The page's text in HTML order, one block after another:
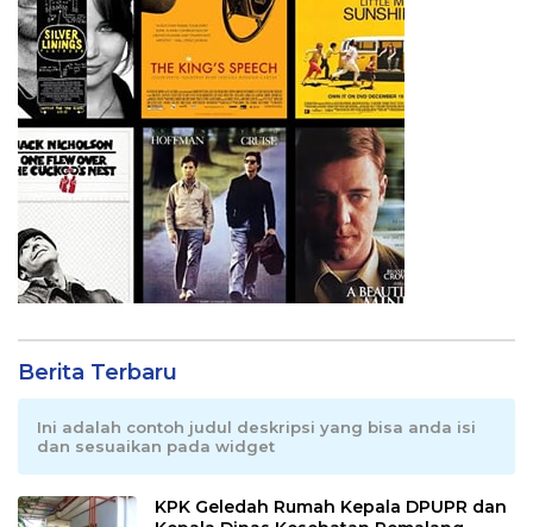
Berita Terbaru
Ini adalah contoh judul deskripsi yang bisa anda isi
dan sesuaikan pada widget
KPK Geledah Rumah Kepala DPUPR dan